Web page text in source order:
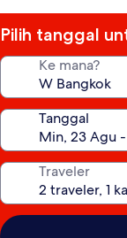
Pilih tanggal
Ke mana?
Tanggal
Traveler